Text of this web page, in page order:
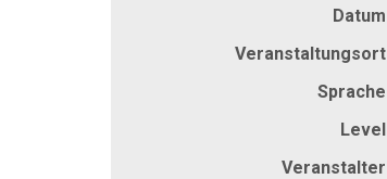
Datum
Veranstaltungsort
Sprache
Level
Veranstalter